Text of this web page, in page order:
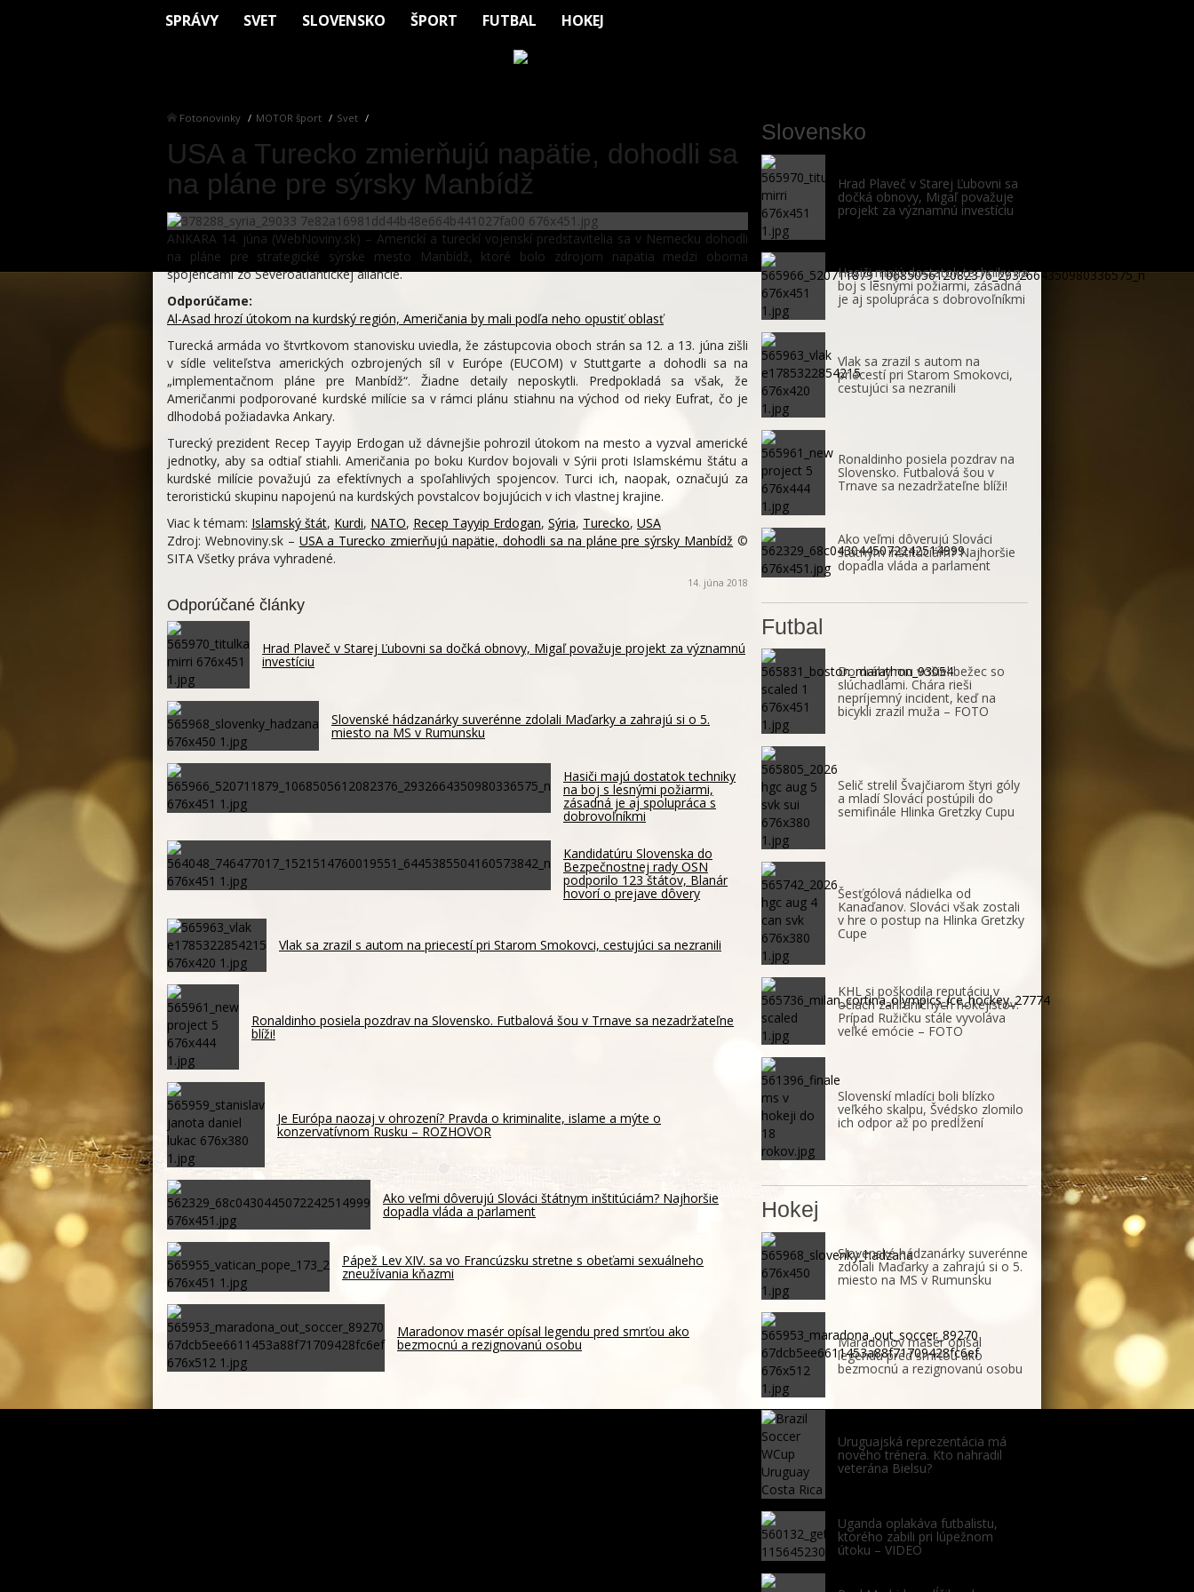
SPRÁVY SVET SLOVENSKO ŠPORT FUTBAL HOKEJ
Fotonovinky MOTOR šport Svet
USA a Turecko zmierňujú napätie, dohodli sa
na pláne pre sýrsky Manbídž
ANKARA 14. júna (WebNoviny.sk) – Americkí a tureckí vojenskí predstavitelia sa v Nemecku dohodli
na pláne pre strategické sýrske mesto Manbídž, ktoré bolo zdrojom napätia medzi oboma
spojencami zo Severoatlantickej aliancie.
Odporúčame:
Al-Asad hrozí útokom na kurdský región, Američania by mali podľa neho opustiť oblasť
Turecká armáda vo štvrtkovom stanovisku uviedla, že zástupcovia oboch strán sa 12. a 13. júna zišli
v sídle veliteľstva amerických ozbrojených síl v Európe (EUCOM) v Stuttgarte a dohodli sa na
„implementačnom pláne pre Manbídž“. Žiadne detaily neposkytli. Predpokladá sa však, že
Američanmi podporované kurdské milície sa v rámci plánu stiahnu na východ od rieky Eufrat, čo je
dlhodobá požiadavka Ankary.
Turecký prezident Recep Tayyip Erdogan už dávnejšie pohrozil útokom na mesto a vyzval americké
jednotky, aby sa odtiaľ stiahli. Američania po boku Kurdov bojovali v Sýrii proti Islamskému štátu a
kurdské milície považujú za efektívnych a spoľahlivých spojencov. Turci ich, naopak, označujú za
teroristickú skupinu napojenú na kurdských povstalcov bojujúcich v ich vlastnej krajine.
Viac k témam: Islamský štát, Kurdi, NATO, Recep Tayyip Erdogan, Sýria, Turecko, USA
Zdroj: Webnoviny.sk – USA a Turecko zmierňujú napätie, dohodli sa na pláne pre sýrsky Manbídž ©
SITA Všetky práva vyhradené.
14. júna 2018
Odporúčané články
Hrad Plaveč v Starej Ľubovni sa dočká obnovy, Migaľ považuje projekt za významnú
investíciu
Slovenské hádzanárky suverénne zdolali Maďarky a zahrajú si o 5.
miesto na MS v Rumunsku
Hasiči majú dostatok techniky
na boj s lesnými požiarmi,
zásadná je aj spolupráca s
dobrovoľníkmi
Kandidatúru Slovenska do
Bezpečnostnej rady OSN
podporilo 123 štátov, Blanár
hovorí o prejave dôvery
Vlak sa zrazil s autom na priecestí pri Starom Smokovci, cestujúci sa nezranili
Ronaldinho posiela pozdrav na Slovensko. Futbalová šou v Trnave sa nezadržateľne
blíži!
Je Európa naozaj v ohrození? Pravda o kriminalite, islame a mýte o
konzervatívnom Rusku – ROZHOVOR
Ako veľmi dôverujú Slováci štátnym inštitúciám? Najhoršie
dopadla vláda a parlament
Pápež Lev XIV. sa vo Francúzsku stretne s obeťami sexuálneho
zneužívania kňazmi
Maradonov masér opísal legendu pred smrťou ako
bezmocnú a rezignovanú osobu
Slovensko
Hrad Plaveč v Starej Ľubovni sa
dočká obnovy, Migaľ považuje
projekt za významnú investíciu
Hasiči majú dostatok techniky na
boj s lesnými požiarmi, zásadná
je aj spolupráca s dobrovoľníkmi
Vlak sa zrazil s autom na
priecestí pri Starom Smokovci,
cestujúci sa nezranili
Ronaldinho posiela pozdrav na
Slovensko. Futbalová šou v
Trnave sa nezadržateľne blíži!
Ako veľmi dôverujú Slováci
štátnym inštitúciám? Najhoršie
dopadla vláda a parlament
Futbal
Do dráhy mu vošiel bežec so
slúchadlami. Chára rieši
nepríjemný incident, keď na
bicykli zrazil muža – FOTO
Selič strelil Švajčiarom štyri góly
a mladí Slováci postúpili do
semifinále Hlinka Gretzky Cupu
Šesťgólová nádielka od
Kanaďanov. Slováci však zostali
v hre o postup na Hlinka Gretzky
Cupe
KHL si poškodila reputáciu v
očiach zahraničných hokejistov.
Prípad Ružičku stále vyvoláva
veľké emócie – FOTO
Slovenskí mladíci boli blízko
veľkého skalpu, Švédsko zlomilo
ich odpor až po predĺžení
Hokej
Slovenské hádzanárky suverénne
zdolali Maďarky a zahrajú si o 5.
miesto na MS v Rumunsku
Maradonov masér opísal
legendu pred smrťou ako
bezmocnú a rezignovanú osobu
Uruguajská reprezentácia má
nového trénera. Kto nahradil
veterána Bielsu?
Uganda oplakáva futbalistu,
ktorého zabili pri lúpežnom
útoku – VIDEO